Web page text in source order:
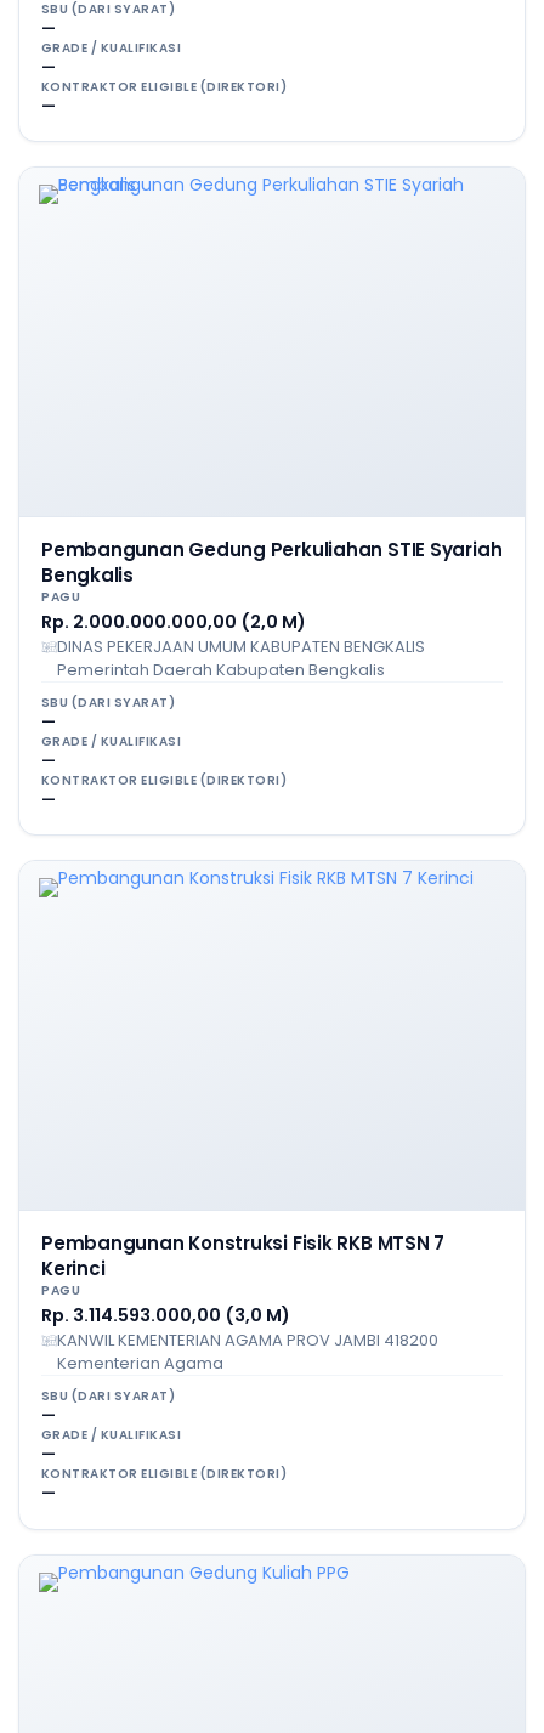
SBU (DARI SYARAT)
—
GRADE / KUALIFIKASI
—
KONTRAKTOR ELIGIBLE (DIREKTORI)
—
Pembangunan Gedung Perkuliahan STIE Syariah
Bengkalis
PAGU
Rp. 2.000.000.000,00 (2,0 M)
DINAS PEKERJAAN UMUM KABUPATEN BENGKALIS
Pemerintah Daerah Kabupaten Bengkalis
SBU (DARI SYARAT)
—
GRADE / KUALIFIKASI
—
KONTRAKTOR ELIGIBLE (DIREKTORI)
—
Pembangunan Konstruksi Fisik RKB MTSN 7
Kerinci
PAGU
Rp. 3.114.593.000,00 (3,0 M)
KANWIL KEMENTERIAN AGAMA PROV JAMBI 418200
Kementerian Agama
SBU (DARI SYARAT)
—
GRADE / KUALIFIKASI
—
KONTRAKTOR ELIGIBLE (DIREKTORI)
—